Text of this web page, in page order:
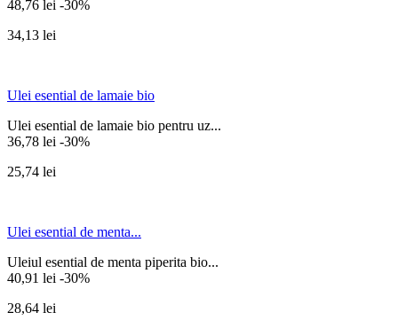
48,76 lei -30%
34,13 lei
Ulei esential de lamaie bio
Ulei esential de lamaie bio pentru uz...
36,78 lei -30%
25,74 lei
Ulei esential de menta...
Uleiul esential de menta piperita bio...
40,91 lei -30%
28,64 lei